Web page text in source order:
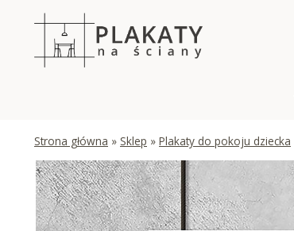
Strona główna » Sklep » Plakaty do pokoju dziecka